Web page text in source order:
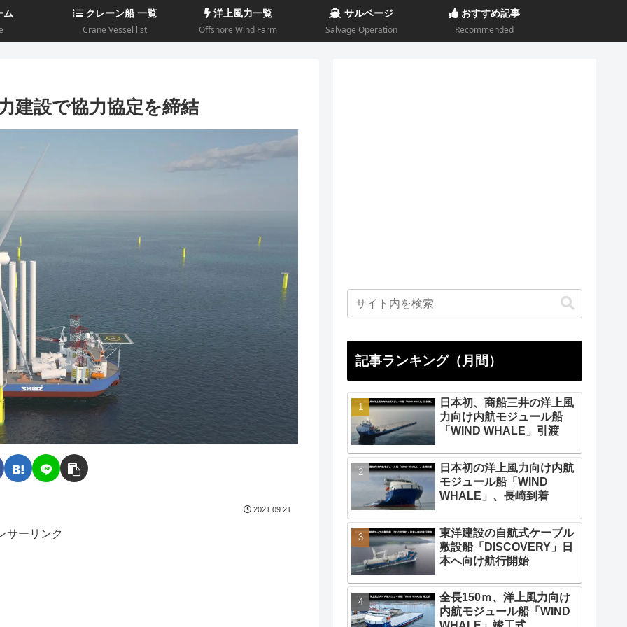
ム クレーン船 一覧
Crane Vessel list
洋上風力一覧
Offshore Wind Farm
サルベージ
Salvage Operation
おすすめ記事
Recommended
建設で協力協定を締結
2021.09.21
サーリンク
記事ランキング（月間）
日本初、商船三井の洋上風
力向け内航モジュール船
「WIND WHALE」引渡
日本初の洋上風力向け内航
モジュール船「WIND
WHALE」、長崎到着
東洋建設の自航式ケーブル
敷設船「DISCOVERY」日
本へ向け航行開始
全長150ｍ、洋上風力向け
内航モジュール船「WIND